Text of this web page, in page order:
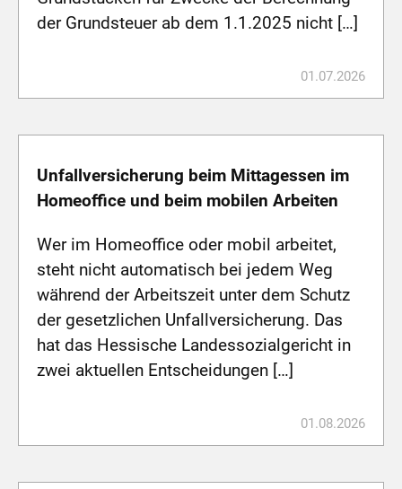
der Grundsteuer ab dem 1.1.2025 nicht […]
01.07.2026
Unfallversicherung beim Mittagessen im
Homeoffice und beim mobilen Arbeiten
Wer im Homeoffice oder mobil arbeitet,
steht nicht automatisch bei jedem Weg
während der Arbeitszeit unter dem Schutz
der gesetzlichen Unfallversicherung. Das
hat das Hessische Landessozialgericht in
zwei aktuellen Entscheidungen […]
01.08.2026